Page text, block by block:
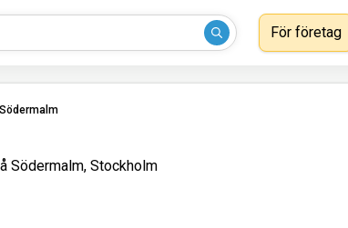
För företag
Södermalm
Södermalm, Stockholm